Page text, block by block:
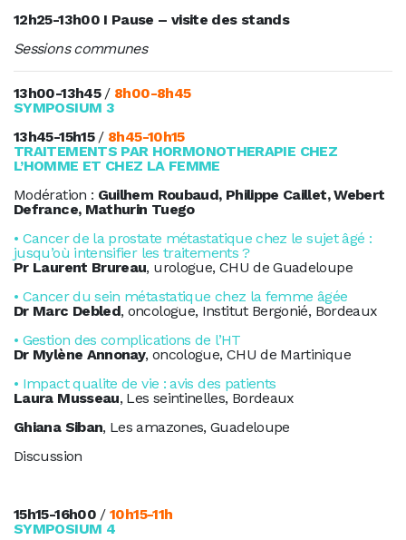
12h25-13h00 I Pause – visite des stands
Sessions communes
13h00-13h45/ 8h00-8h45
SYMPOSIUM 3
13h45-15h15/ 8h45-10h15
TRAITEMENTS PAR HORMONOTHERAPIE CHEZ
L’HOMME ET CHEZ LA FEMME
Modération : Guilhem Roubaud, Philippe Caillet, Webert
Defrance, Mathurin Tuego
• Cancer de la prostate métastatique chez le sujet âgé :
jusqu’où intensifier les traitements ?
Pr Laurent Brureau, urologue, CHU de Guadeloupe
• Cancer du sein métastatique chez la femme âgée
Dr Marc Debled, oncologue, Institut Bergonié, Bordeaux
• Gestion des complications de l’HT
Dr Mylène Annonay, oncologue, CHU de Martinique
• Impact qualite de vie : avis des patients
Laura Musseau, Les seintinelles, Bordeaux
Ghiana Siban, Les amazones, Guadeloupe
Discussion
15h15-16h00/10h15-11h
SYMPOSIUM 4